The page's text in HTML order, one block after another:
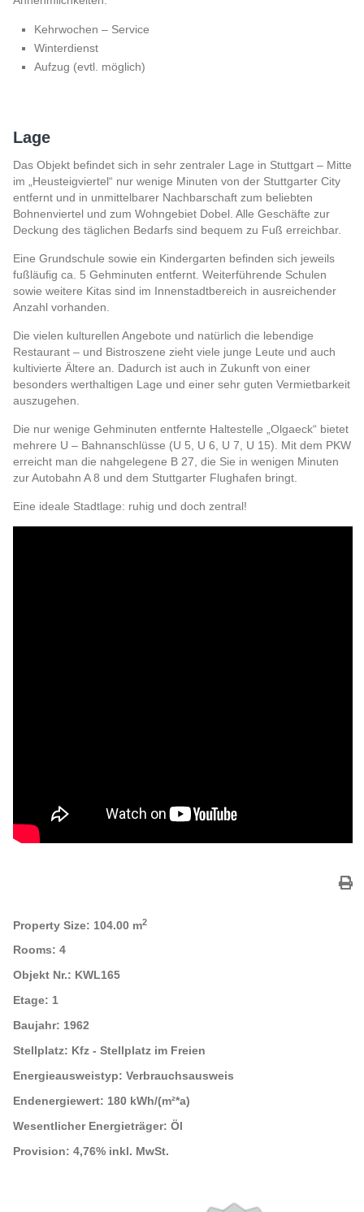
Kehrwochen – Service
Winterdienst
Aufzug (evtl. möglich)
Lage
Das Objekt befindet sich in sehr zentraler Lage in Stuttgart – Mitte
im „Heusteigviertel“ nur wenige Minuten von der Stuttgarter City
entfernt und in unmittelbarer Nachbarschaft zum beliebten
Bohnenviertel und zum Wohngebiet Dobel. Alle Geschäfte zur
Deckung des täglichen Bedarfs sind bequem zu Fuß erreichbar.
Eine Grundschule sowie ein Kindergarten befinden sich jeweils
fußläufig ca. 5 Gehminuten entfernt. Weiterführende Schulen
sowie weitere Kitas sind im Innenstadtbereich in ausreichender
Anzahl vorhanden.
Die vielen kulturellen Angebote und natürlich die lebendige
Restaurant – und Bistroszene zieht viele junge Leute und auch
kultivierte Ältere an. Dadurch ist auch in Zukunft von einer
besonders werthaltigen Lage und einer sehr guten Vermietbarkeit
auszugehen.
Die nur wenige Gehminuten entfernte Haltestelle „Olgaeck“ bietet
mehrere U – Bahnanschlüsse (U 5, U 6, U 7, U 15). Mit dem PKW
erreicht man die nahgelegene B 27, die Sie in wenigen Minuten
zur Autobahn A 8 und dem Stuttgarter Flughafen bringt.
Eine ideale Stadtlage: ruhig und doch zentral!
Property Size: 104.00 m2
Rooms: 4
Objekt Nr.: KWL165
Etage: 1
Baujahr: 1962
Stellplatz: Kfz - Stellplatz im Freien
Energieausweistyp: Verbrauchsausweis
Endenergiewert: 180 kWh/(m²*a)
Wesentlicher Energieträger: Öl
Provision: 4,76% inkl. MwSt.